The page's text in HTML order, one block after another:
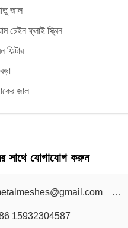
জাল
চেইন ফ্লাই স্ক্রিন
ফিল্টার
জাল
সাথে যোগাযোগ করুন
metalmeshes@gmail.com karen@bmmetalmesh.com
15932304587